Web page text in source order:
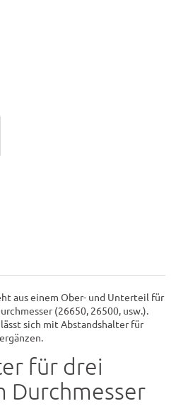
aus einem Ober- und Unterteil für
(26650, 26500, usw.).
sich mit Abstandshalter für
für drei
Durchmesser